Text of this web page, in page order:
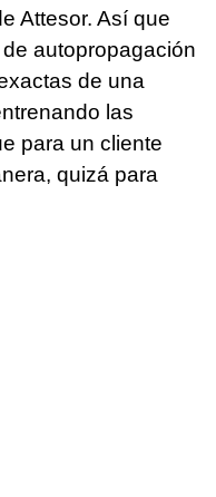
Attesor. Así que
autopropagación
de una
las
para un cliente
quizá para